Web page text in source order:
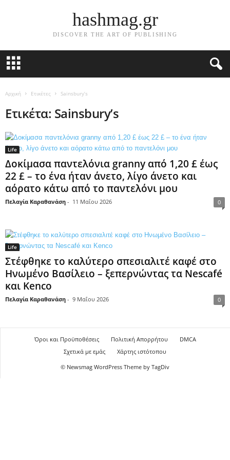
hashmag.gr
DISCOVER THE ART OF PUBLISHING
Αρχική Ετικέτες Sainsbury’s
Ετικέτα: Sainsbury’s
Life
Δοκίμασα παντελόνια granny από 1,20 £ έως
22 £ – το ένα ήταν άνετο, λίγο άνετο και
αόρατο κάτω από το παντελόνι μου
Πελαγία Καραθανάση - 11 Μαΐου 2026 0
Life
Στέφθηκε το καλύτερο σπεσιαλιτέ καφέ στο
Ηνωμένο Βασίλειο – ξεπερνώντας τα Nescafé
και Kenco
Πελαγία Καραθανάση - 9 Μαΐου 2026 0
Όροι και Προϋποθέσεις Πολιτική Απορρήτου
DMCA
Σχετικά με εμάς
Χάρτης ιστότοπου
© Newsmag WordPress Theme by TagDiv